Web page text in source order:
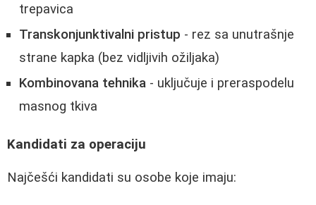
trepavica
Transkonjunktivalni pristup - rez sa unutrašnje
strane kapka (bez vidljivih ožiljaka)
Kombinovana tehnika - uključuje i preraspodelu
masnog tkiva
Kandidati za operaciju
Najčešći kandidati su osobe koje imaju: